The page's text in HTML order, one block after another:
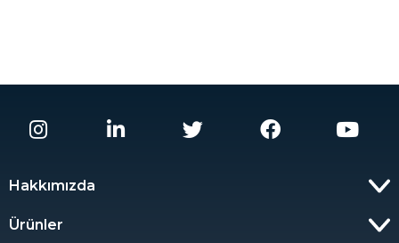
Hakkımızda
Ürünler